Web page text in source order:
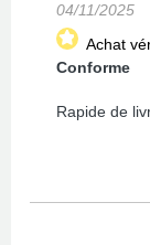
04/11/2025
Achat
Conforme
Rapide de